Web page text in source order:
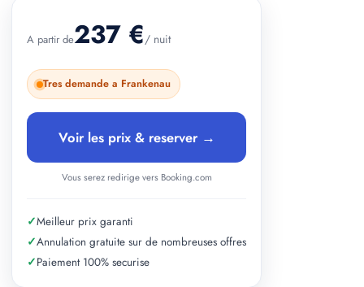
A partir de237 €/ nuit
Tres demande a Frankenau
Voir les prix & reserver →
Vous serez redirige vers Booking.com
✓Meilleur prix garanti
✓Annulation gratuite sur de nombreuses offres
✓Paiement 100% securise